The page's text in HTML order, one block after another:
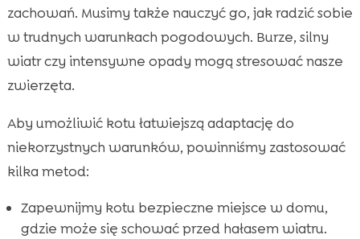
zachowań. Musimy także nauczyć go, jak radzić sobie
w trudnych warunkach pogodowych. Burze, silny
wiatr czy intensywne opady mogą stresować nasze
zwierzęta.
Aby umożliwić kotu łatwiejszą adaptację do
niekorzystnych warunków, powinniśmy zastosować
kilka metod:
Zapewnijmy kotu bezpieczne miejsce w domu,
gdzie może się schować przed hałasem wiatru.